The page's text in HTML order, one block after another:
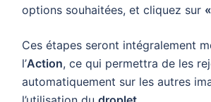
options souhaitées, et cliquez sur
Ces étapes seront intégralement
l’Action, ce qui permettra de les
automatiquement sur les autres